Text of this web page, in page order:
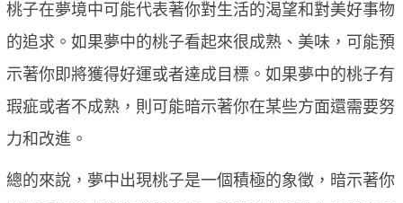
桃子在夢境中可能代表著你對生活的渴望和對美好事物
的追求。如果夢中的桃子看起來很成熟、美味，可能預
示著你即將獲得好運或者達成目標。如果夢中的桃子有
瑕疵或者不成熟，則可能暗示著你在某些方面還需要努
力和改進。
總的來說，夢中出現桃子是一個積極的象徵，暗示著你